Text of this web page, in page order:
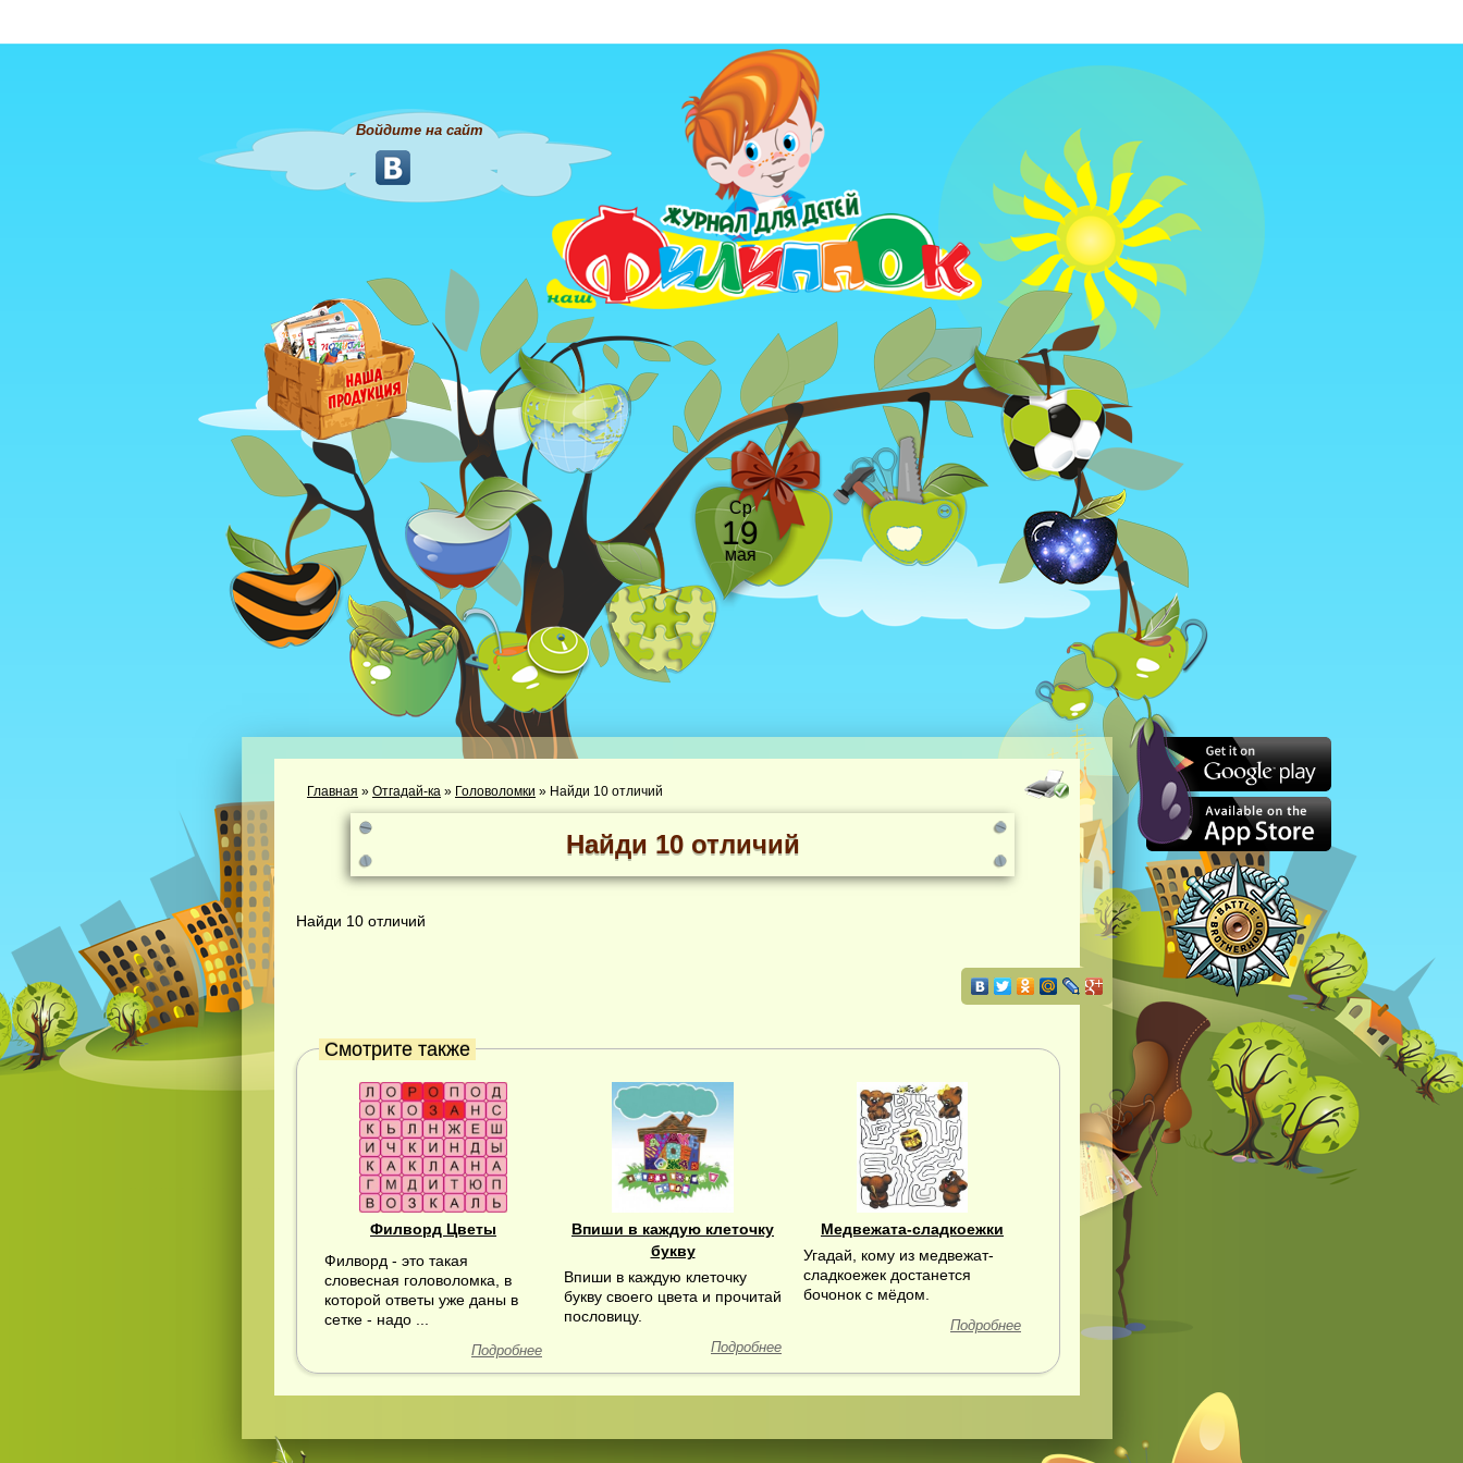
Войдите на сайт
Ср
19
мая
Главная » Отгадай-ка » Головоломки » Найди 10 отличий
Найди 10 отличий
Найди 10 отличий
Смотрите также
Филворд Цветы
Филворд - это такая
словесная головоломка, в
которой ответы уже даны в
сетке - надо ...
Подробнее
Впиши в каждую клеточку
букву
Впиши в каждую клеточку
букву своего цвета и прочитай
пословицу.
Подробнее
Медвежата-сладкоежки
Угадай, кому из медвежат-
сладкоежек достанется
бочонок с мёдом.
Подробнее